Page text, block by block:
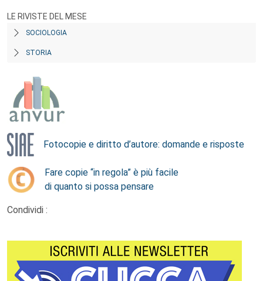
LE RIVISTE DEL MESE
SOCIOLOGIA
STORIA
Fotocopie e diritto d’autore: domande e risposte
Fare copie “in regola” è più facile
di quanto si possa pensare
Condividi :